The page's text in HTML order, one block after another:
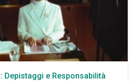
Depistaggi e Responsabilità